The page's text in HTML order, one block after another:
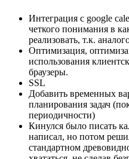
Интеграция с google
четкого понимания в
реализовать, т.к.
Оптимизация,
использования
браузеры.
SSL
Добавить временных
планирования задач
периодичности)
Кинулся было писать
написал, но потом
стандартном